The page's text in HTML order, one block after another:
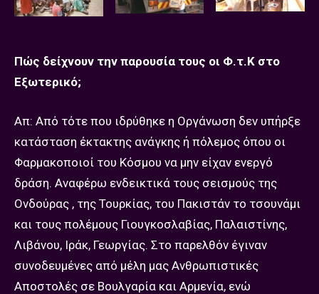
Πώς δείχνουν την παρουσία τους οι Φ.τ.Κ στο
Εξωτερικό;
Απ: Από τότε που ιδρύθηκε η Οργάνωση δεν υπήρξε
κατάσταση έκτακτης ανάγκης ή πόλεμος όπου οι
Φαρμακοποιοί του Κόσμου να μην είχαν ενεργό
δράση. Αναφέρω ενδεικτικά τους σεισμούς της
Ονδούρας , της Τουρκίας, του Πακιστάν το τσουνάμι
και τους πολέμους Γιουγκοσλαβίας, Παλαιστίνης,
Λιβάνου, Ιράκ, Γεωργίας. Στο παρελθόν έγιναν
συνοδευμένες από μέλη μας Ανθρωπιστικές
Αποστολές σε Βουλγαρία και Αρμενία, ενώ